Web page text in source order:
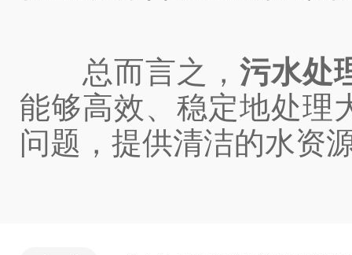
总而言之，污水处
能够高效、稳定地处理
问题，提供清洁的水资